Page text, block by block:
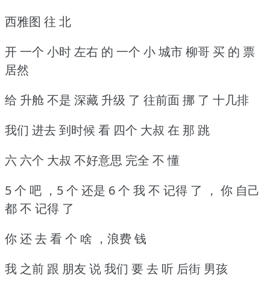
西雅图 往 北
开 一个 小时 左右 的 一个 小 城市 柳哥 买 的 票
居然
给 升舱 不是 深藏 升级 了 往前面 挪 了 十几排
我们 进去 到时候 看 四个 大叔 在 那 跳
六 六个 大叔 不好意思 完全 不 懂
5 个 吧 ，5 个 还是 6 个 我 不 记得 了 ， 你 自己
都 不 记得 了
你 还 去 看 个 啥 ，浪费 钱
我 之前 跟 朋友 说 我们 要 去 听 后街 男孩